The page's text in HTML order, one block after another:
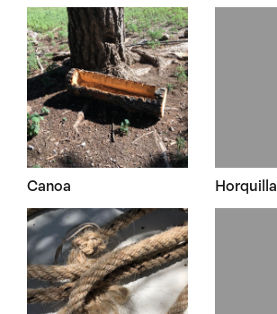
Canoa Horquilla